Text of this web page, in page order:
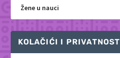
Žene u nauci
KOLAČIĆI I PRIVATNOST